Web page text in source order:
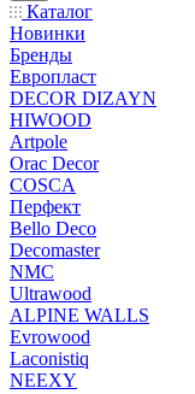
Каталог
Новинки
Бренды
Европласт
DECOR DIZAYN
HIWOOD
Artpole
Orac Decor
COSCA
Перфект
Bello Deco
Decomaster
NMС
Ultrawood
ALPINE WALLS
Evrowood
Laconistiq
NEEXY